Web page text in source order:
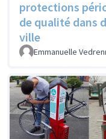
protections
de qualité dans
ville
Emmanuelle